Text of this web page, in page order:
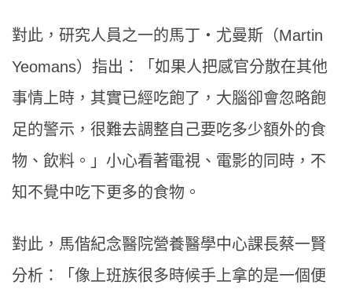
對此，研究人員之一的馬丁 ‧ 尤曼斯（Martin
Yeomans）指出：「如果人把感官分散在其他
事情上時，其實已經吃飽了，大腦卻會忽略飽
足的警示，很難去調整自己要吃多少額外的食
物、飲料。」小心看著電視、電影的同時，不
知不覺中吃下更多的食物。
對此，馬偕紀念醫院營養醫學中心課長蔡一賢
分析：「像上班族很多時候手上拿的是一個便